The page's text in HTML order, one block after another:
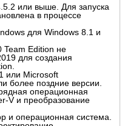
или выше. Для запуска
в процессе
для Windows 8.1 и
Team Edition не
для создания
или Microsoft
более поздние версии.
операционная
V и преобразование
и операционная система.